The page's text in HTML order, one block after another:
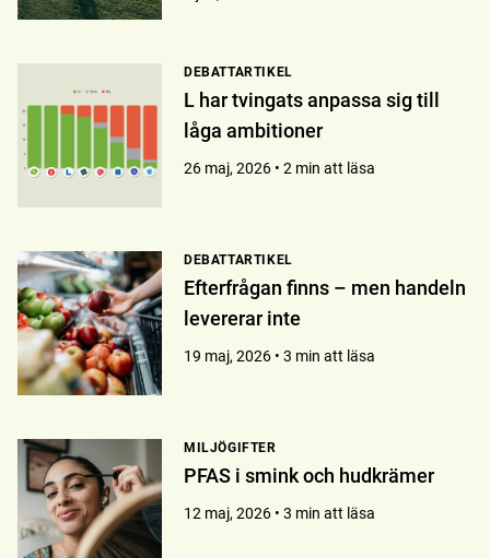
DEBATTARTIKEL
L har tvingats anpassa sig till
låga ambitioner
26 maj, 2026 • 2 min att läsa
DEBATTARTIKEL
Efterfrågan finns – men handeln
levererar inte
19 maj, 2026 • 3 min att läsa
MILJÖGIFTER
PFAS i smink och hudkrämer
12 maj, 2026 • 3 min att läsa